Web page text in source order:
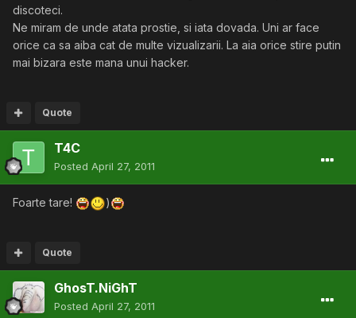
discoteci.
Ne miram de unde atata prostie, si iata dovada. Uni ar face
orice ca sa aiba cat de multe vizualizarii. La aia orice stire putin
mai bizara este mana unui hacker.
Quote
T4C
Posted April 27, 2011
Foarte tare! )
Quote
GhosT.NiGhT
Posted April 27, 2011